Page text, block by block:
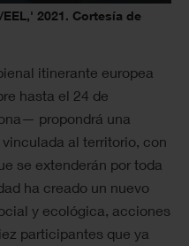
2021. Cortesía de
itinerante europea
hasta el 24 de
propondrá una
al territorio, con
se extenderán por toda
ha creado un nuevo
y ecológica, acciones
participantes que ya